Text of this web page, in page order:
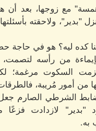
مع زوجها، بعد أن
"بدير"، ولاحقته
كده ليه؟ هو في حاجة
بإيماءة من رأسه
السكوت مرغمة؛
من أمور مُريبة،
الشرطي الصارم
"بدير" لازدادت
به.